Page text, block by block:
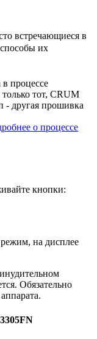
встречающиеся в
их
процессе
тот, CRUM
- другая прошивка
о процессе
кнопки:
на дисплее
Обязательно